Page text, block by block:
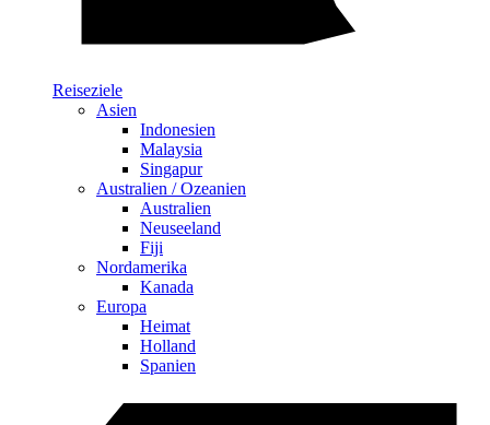
Reiseziele
Asien
Indonesien
Malaysia
Singapur
Australien / Ozeanien
Australien
Neuseeland
Fiji
Nordamerika
Kanada
Europa
Heimat
Holland
Spanien